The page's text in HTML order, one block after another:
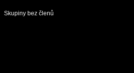
Skupiny bez členů